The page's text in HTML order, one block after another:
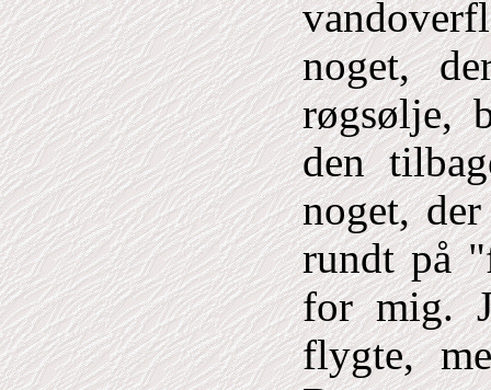
noget,
røgsølje,
den
noget,
rundt på
for mig.
flygte,